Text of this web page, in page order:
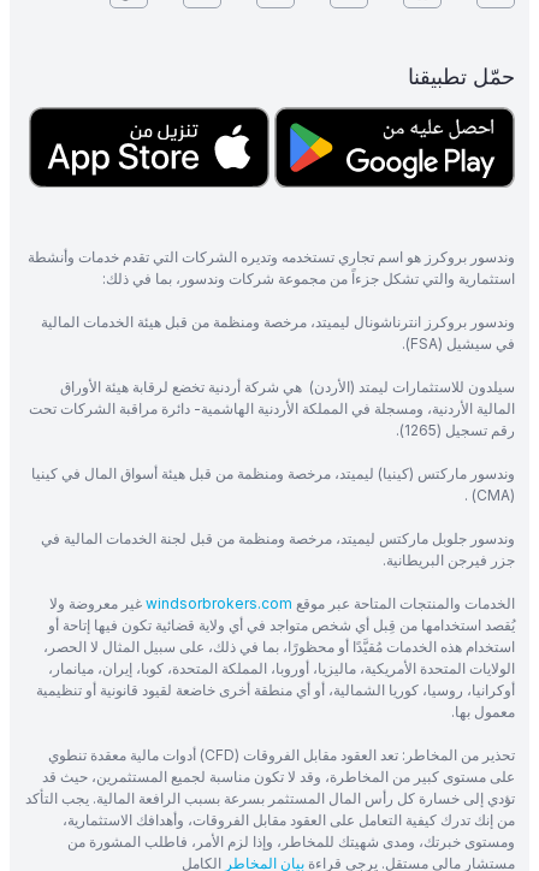
حمّل تطبيقنا
وندسور بروكرز هو اسم تجاري تستخدمه وتديره الشركات التي تقدم خدمات وأنشطة
استثمارية والتي تشكل جزءاً من مجموعة شركات وندسور، بما في ذلك:
وندسور بروكرز انترناشونال ليميتد، مرخصة ومنظمة من قبل هيئة الخدمات المالية
في سيشيل (FSA).
سيلدون للاستثمارات ليمتد (الأردن) هي شركة أردنية تخضع لرقابة هيئة الأوراق
المالية الأردنية، ومسجلة في المملكة الأردنية الهاشمية- دائرة مراقبة الشركات تحت
رقم تسجيل (1265).
وندسور ماركتس (كينيا) ليميتد، مرخصة ومنظمة من قبل هيئة أسواق المال في كينيا
(CMA) .
وندسور جلوبل ماركتس ليميتد، مرخصة ومنظمة من قبل لجنة الخدمات المالية في
جزر فيرجن البريطانية.
الخدمات والمنتجات المتاحة عبر موقع windsorbrokers.com غير معروضة ولا
يُقصد استخدامها من قِبل أي شخص متواجد في أي ولاية قضائية تكون فيها إتاحة أو
استخدام هذه الخدمات مُقيَّدًا أو محظورًا، بما في ذلك، على سبيل المثال لا الحصر،
الولايات المتحدة الأمريكية، ماليزيا، أوروبا، المملكة المتحدة، كوبا، إيران، ميانمار،
أوكرانيا، روسيا، كوريا الشمالية، أو أي منطقة أخرى خاضعة لقيود قانونية أو تنظيمية
معمول بها.
تحذير من المخاطر: تعد العقود مقابل الفروقات (CFD) أدوات مالية معقدة تنطوي
على مستوى كبير من المخاطرة، وقد لا تكون مناسبة لجميع المستثمرين، حيث قد
تؤدي إلى خسارة كل رأس المال المستثمر بسرعة بسبب الرافعة المالية. يجب التأكد
من إنك تدرك كيفية التعامل على العقود مقابل الفروقات، وأهدافك الاستثمارية،
ومستوى خبرتك، ومدى شهيتك للمخاطر، وإذا لزم الأمر، فاطلب المشورة من
مستشار مالي مستقل. يرجى قراءة بيان المخاطر الكامل